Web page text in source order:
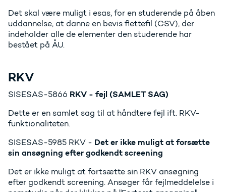
Det skal være muligt i esas, for en studerende på åben
uddannelse, at danne en bevis flettefil (CSV), der
indeholder alle de elementer den studerende har
bestået på ÅU.
RKV
SISESAS-5866 RKV - fejl (SAMLET SAG)
Dette er en samlet sag til at håndtere fejl ift. RKV-
funktionaliteten.
SISESAS-5985 RKV - Det er ikke muligt at forsætte
sin ansøgning efter godkendt screening
Det er ikke muligt at fortsætte sin RKV ansøgning
efter godkendt screening. Ansøger får fejlmeddelelse i